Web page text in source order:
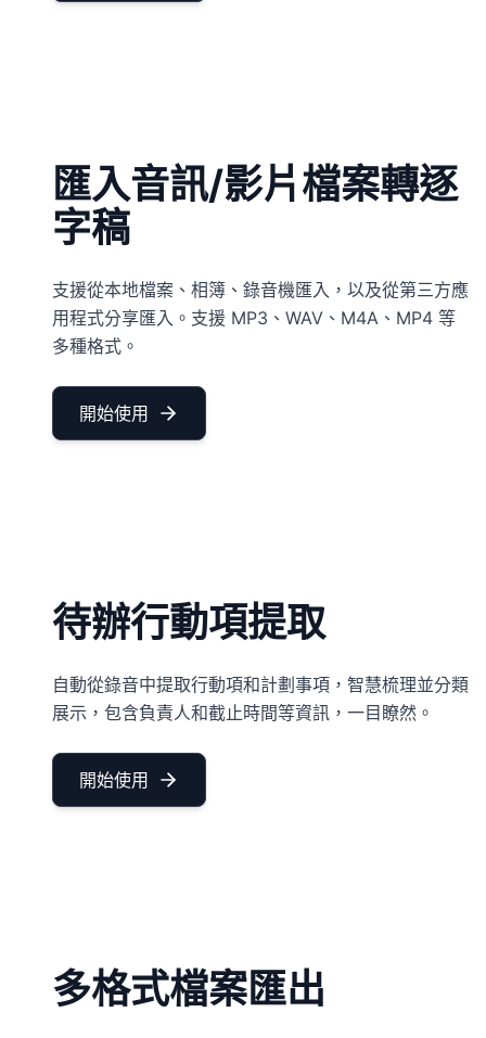
匯入音訊/影片檔案轉逐
字稿
支援從本地檔案、相簿、錄音機匯入，以及從第三方應
用程式分享匯入。支援 MP3、WAV、M4A、MP4 等
多種格式。
開始使用
待辦行動項提取
自動從錄音中提取行動項和計劃事項，智慧梳理並分類
展示，包含負責人和截止時間等資訊，一目瞭然。
開始使用
多格式檔案匯出